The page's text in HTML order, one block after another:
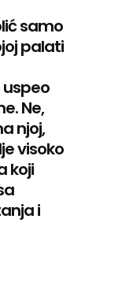
samo
palati
uspeo
Ne,
njoj,
visoko
koji
i